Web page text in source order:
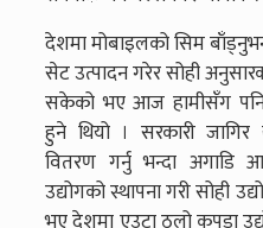
देशमा मोबाइलको सिम
सेट उत्पादन गरेर सोही
सकेको भए आज हामीसँग पनि
हुने थियो । सरकारी
वितरण गर्नु भन्दा अगाडि
उद्योगको स्थापना गरी सोही